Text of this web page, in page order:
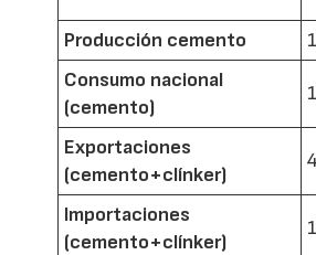
Producción cemento
Consumo nacional
(cemento)
Exportaciones
(cemento+clínker)
Importaciones
(cemento+clínker)